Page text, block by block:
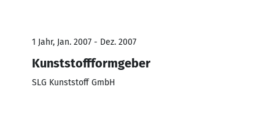
1 Jahr, Jan. 2007 - Dez. 2007
Kunststoffformgeber
SLG Kunststoff GmbH